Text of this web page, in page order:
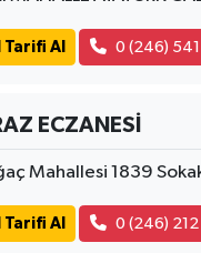
Tarifi Al 0 (246) 541
ECZANESİ
Mahallesi 1839
Tarifi Al 0 (246) 212